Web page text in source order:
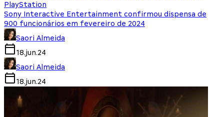
PlayStation
Sony Interactive Entertainment confirmou dispensa de
900 funcionários em fevereiro de 2024
Saori Almeida
18.jun.24
Saori Almeida
18.jun.24